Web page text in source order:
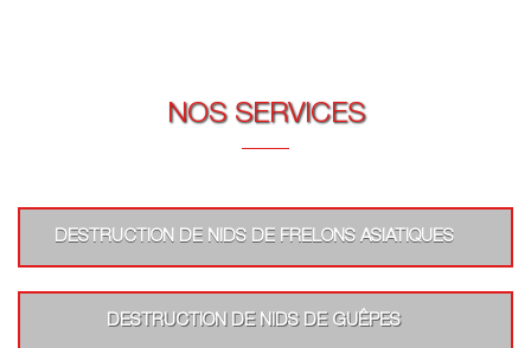
NOS SERVICES
DESTRUCTION DE NIDS DE FRELONS ASIATIQUES
DESTRUCTION DE NIDS DE GUÊPES